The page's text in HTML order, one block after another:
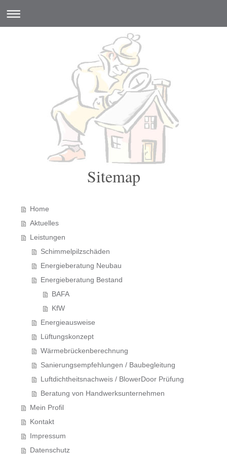
Sitemap
Home
Aktuelles
Leistungen
Schimmelpilzschäden
Energieberatung Neubau
Energieberatung Bestand
BAFA
KfW
Energieausweise
Lüftungskonzept
Wärmebrückenberechnung
Sanierungsempfehlungen / Baubegleitung
Luftdichtheitsnachweis / BlowerDoor Prüfung
Beratung von Handwerksunternehmen
Mein Profil
Kontakt
Impressum
Datenschutz